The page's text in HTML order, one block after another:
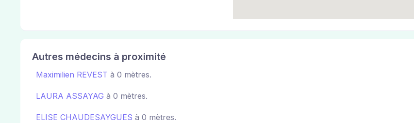
Autres médecins à proximité
Maximilien REVEST à 0 mètres.
LAURA ASSAYAG à 0 mètres.
ELISE CHAUDESAYGUES à 0 mètres.